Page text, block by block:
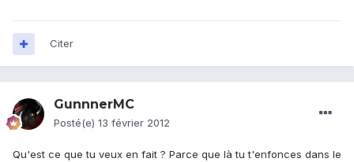
Citer
GunnnerMC
Posté(e) 13 février 2012
Qu'est ce que tu veux en fait ? Parce que là tu t'enfonces dans le